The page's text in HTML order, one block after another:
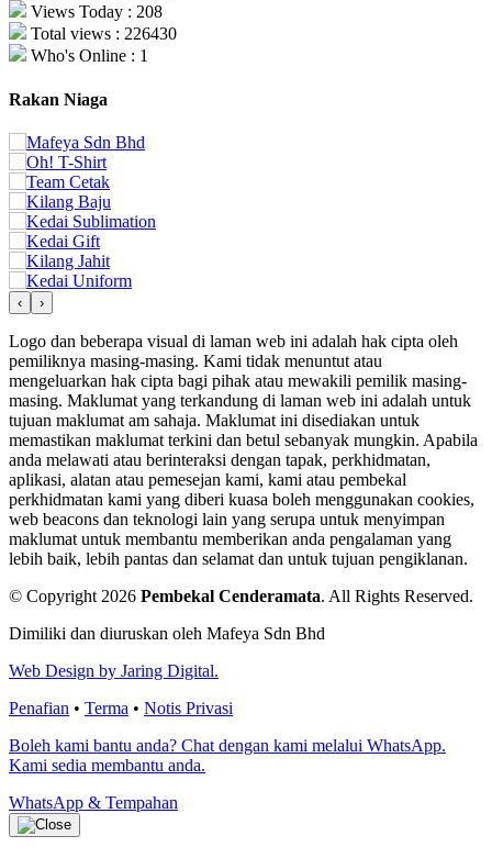
Views Today : 208
Total views : 226430
Who's Online : 1
Rakan Niaga
‹ ›
Logo dan beberapa visual di laman web ini adalah hak cipta oleh
pemiliknya masing-masing. Kami tidak menuntut atau
mengeluarkan hak cipta bagi pihak atau mewakili pemilik masing-
masing. Maklumat yang terkandung di laman web ini adalah untuk
tujuan maklumat am sahaja. Maklumat ini disediakan untuk
memastikan maklumat terkini dan betul sebanyak mungkin. Apabila
anda melawati atau berinteraksi dengan tapak, perkhidmatan,
aplikasi, alatan atau pemesejan kami, kami atau pembekal
perkhidmatan kami yang diberi kuasa boleh menggunakan cookies,
web beacons dan teknologi lain yang serupa untuk menyimpan
maklumat untuk membantu memberikan anda pengalaman yang
lebih baik, lebih pantas dan selamat dan untuk tujuan pengiklanan.
© Copyright 2026 Pembekal Cenderamata. All Rights Reserved.
Dimiliki dan diuruskan oleh Mafeya Sdn Bhd
Web Design by Jaring Digital.
Penafian • Terma • Notis Privasi
Boleh kami bantu anda? Chat dengan kami melalui WhatsApp.
Kami sedia membantu anda.
WhatsApp & Tempahan